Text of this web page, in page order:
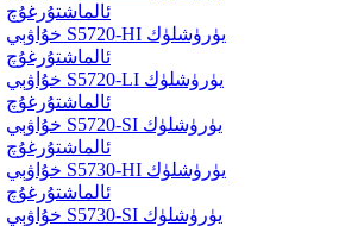
ئالماشتۇرغۇچ
خۇاۋېي S5720-HI يۈرۈشلۈك
ئالماشتۇرغۇچ
خۇاۋېي S5720-LI يۈرۈشلۈك
ئالماشتۇرغۇچ
خۇاۋېي S5720-SI يۈرۈشلۈك
ئالماشتۇرغۇچ
خۇاۋېي S5730-HI يۈرۈشلۈك
ئالماشتۇرغۇچ
خۇاۋېي S5730-SI يۈرۈشلۈك